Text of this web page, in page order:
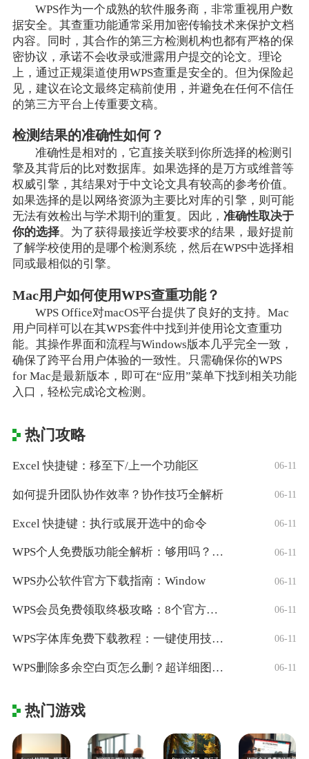
WPS作为一个成熟的软件服务商，非常重视用户数
据安全。其查重功能通常采用加密传输技术来保护文档
内容。同时，其合作的第三方检测机构也都有严格的保
密协议，承诺不会收录或泄露用户提交的论文。理论
上，通过正规渠道使用WPS查重是安全的。但为保险起
见，建议在论文最终定稿前使用，并避免在任何不信任
的第三方平台上传重要文稿。
检测结果的准确性如何？
准确性是相对的，它直接关联到你所选择的检测引
擎及其背后的比对数据库。如果选择的是万方或维普等
权威引擎，其结果对于中文论文具有较高的参考价值。
如果选择的是以网络资源为主要比对库的引擎，则可能
无法有效检出与学术期刊的重复。因此， 准确性取决于
你的选择。为了获得最接近学校要求的结果，最好提前
了解学校使用的是哪个检测系统，然后在WPS中选择相
同或最相似的引擎。
Mac用户如何使用WPS查重功能？
WPS Office对macOS平台提供了良好的支持。Mac
用户同样可以在其WPS套件中找到并使用论文查重功
能。其操作界面和流程与Windows版本几乎完全一致，
确保了跨平台用户体验的一致性。只需确保你的WPS
for Mac是最新版本，即可在“应用”菜单下找到相关功能
入口，轻松完成论文检测。
热门攻略
Excel 快捷键：移至下/上一个功能区 06-11
如何提升团队协作效率？协作技巧全解析 06-11
Excel 快捷键：执行或展开选中的命令 06-11
WPS个人免费版功能全解析：够用吗？适合 06-11
WPS办公软件官方下载指南：Window 06-11
WPS会员免费领取终极攻略：8个官方认证 06-11
WPS字体库免费下载教程：一键使用技巧与 06-11
WPS删除多余空白页怎么删？超详细图文教 06-11
热门游戏